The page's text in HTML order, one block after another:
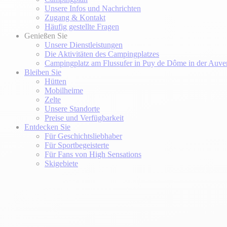
Unsere Infos und Nachrichten
Zugang & Kontakt
Häufig gestellte Fragen
Genießen Sie
Unsere Dienstleistungen
Die Aktivitäten des Campingplatzes
Campingplatz am Flussufer in Puy de Dôme in der
Bleiben Sie
Hütten
Mobilheime
Zelte
Unsere Standorte
Preise und Verfügbarkeit
Entdecken Sie
Für Geschichtsliebhaber
Für Sportbegeisterte
Für Fans von High Sensations
Skigebiete